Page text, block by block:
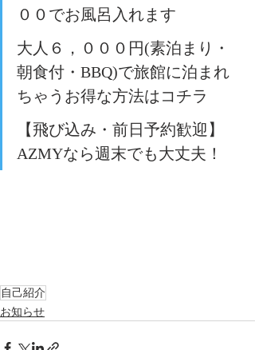
００でお風呂入れます
大人６，０００円(素泊まり・
朝食付・BBQ)で旅館に泊まれ
ちゃうお得な方法はコチラ
【飛び込み・前日予約歓迎】
AZMYなら週末でも大丈夫！
自己紹介
お知らせ